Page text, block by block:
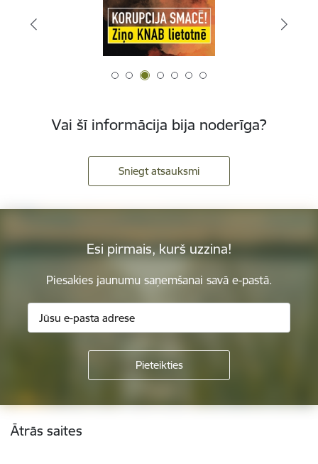
Vai šī informācija bija noderīga?
Sniegt atsauksmi
Esi pirmais, kurš uzzina!
Piesakies jaunumu saņemšanai savā e-pastā.
Kājene
Ātrās saites